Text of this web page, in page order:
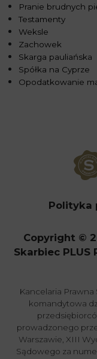
Pranie brudnych
Testamenty
Weksle
Zachowek
Skarga pauliańska
Spółka na Cyprze
Opodatkowanie
Polityka
Copyright ©
Skarbiec
Kancelaria Prawna
komandytowa
prowadzonego
Warszawie, XIII
Sądowego za